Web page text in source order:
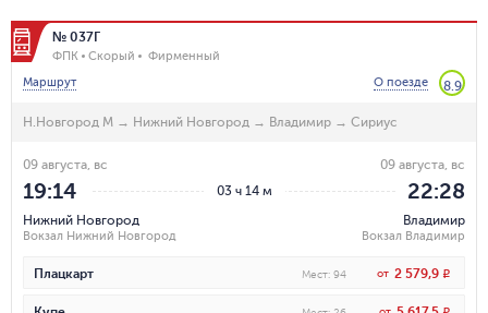
№ 037Г
ФПК Скорый
Фирменный
Маршрут
О поезде 8.9
Н.Новгород М → Нижний Новгород → Владимир → Сириус
03 ч 14 м
09 августа, вс
19:14
Нижний Новгород
Вокзал Нижний Новгород
09 августа, вс
22:28
Владимир
Вокзал Владимир
Плацкарт Мест: 94 от 2 579,9 R